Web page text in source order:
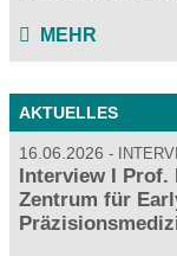
MEHR
AKTUELLES
16.06.2026
Interview I
Zentrum für